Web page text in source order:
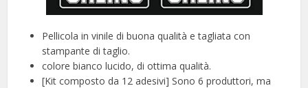
Pellicola in vinile di buona qualità e tagliata con
stampante di taglio.
colore bianco lucido, di ottima qualità.
[Kit composto da 12 adesivi] Sono 6 produttori, ma